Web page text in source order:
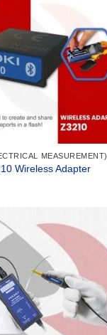
MEASUREMENT)
Wireless Adapter